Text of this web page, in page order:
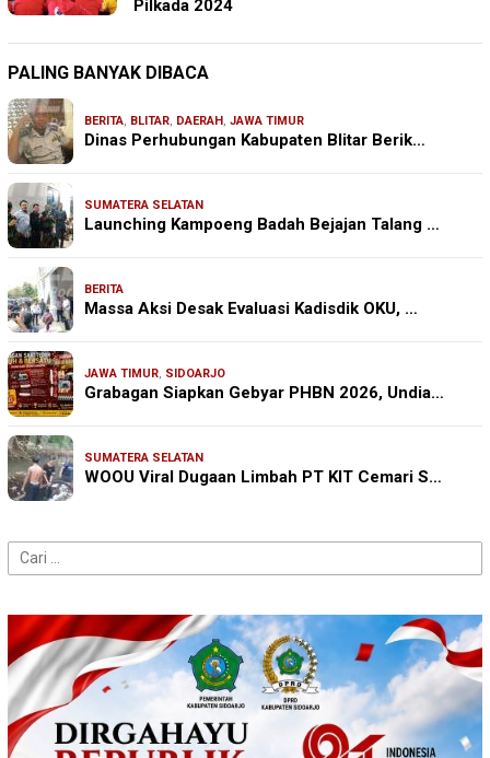
Pilkada 2024
PALING BANYAK DIBACA
BERITA, BLITAR, DAERAH , JAWA TIMUR
Dinas Perhubungan Kabupaten Blitar Berik…
SUMATERA SELATAN
Launching Kampoeng Badah Bejajan Talang …
BERITA
Massa Aksi Desak Evaluasi Kadisdik OKU, …
JAWA TIMUR, SIDOARJO
Grabagan Siapkan Gebyar PHBN 2026, Undia…
SUMATERA SELATAN
WOOU Viral Dugaan Limbah PT KIT Cemari S…
Cari
untuk: